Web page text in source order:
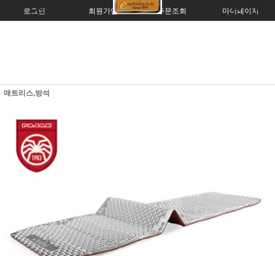
로그인 회원가입 주문조회 마이페이지
매트리스,방석